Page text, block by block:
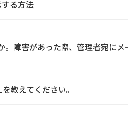
る方法
障害があった際、管理者宛にメ
教えてください。